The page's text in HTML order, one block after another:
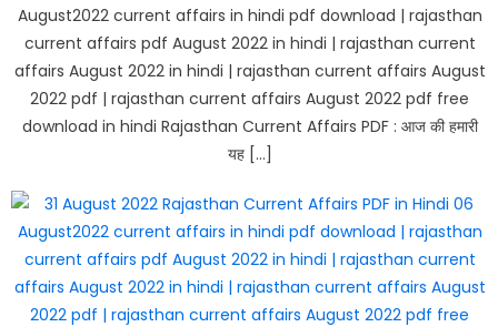
August2022 current affairs in hindi pdf download | rajasthan
current affairs pdf August 2022 in hindi | rajasthan current
affairs August 2022 in hindi | rajasthan current affairs August
2022 pdf | rajasthan current affairs August 2022 pdf free
download in hindi Rajasthan Current Affairs PDF : आज की हमारी
यह […]